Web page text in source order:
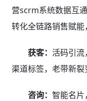
营scrm系统数据互
转化全链路销售赋能
获客： 活码引流
渠道标签，老带新裂
咨询： 智能名